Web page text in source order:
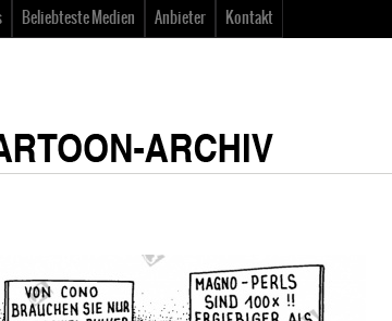
Beliebteste Medien Anbieter Kontakt